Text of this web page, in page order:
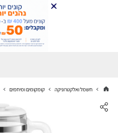
חשמל ואלקטרוניקה קומקומים ומיחמים